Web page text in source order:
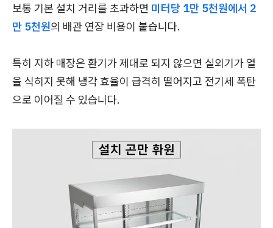
보통 기본 설치 거리를 초과하면 미터당 1만 5천원에서 2
만 5천원의 배관 연장 비용이 붙습니다.
특히 지하 매장은 환기가 제대로 되지 않으면 실외기가 열
을 식히지 못해 냉각 효율이 급격히 떨어지고 전기세 폭탄
으로 이어질 수 있습니다.